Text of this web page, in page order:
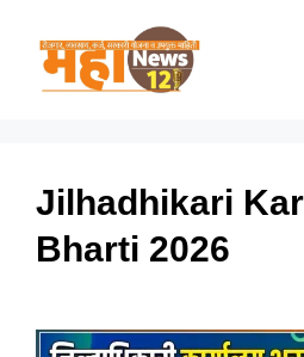
Jilhadhikari
Bharti 2026